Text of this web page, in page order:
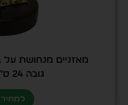
מאזניים מנחושת
גובה 24 ס”מ דגם 3296